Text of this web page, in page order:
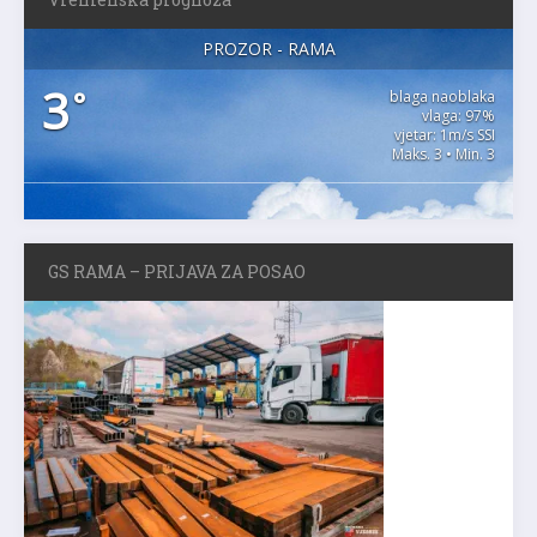
PROZOR - RAMA
3°
blaga naoblaka
vlaga: 97%
vjetar: 1m/s SSI
Maks. 3 • Min. 3
GS RAMA – PRIJAVA ZA POSAO